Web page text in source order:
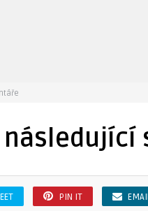
následující
PIN IT